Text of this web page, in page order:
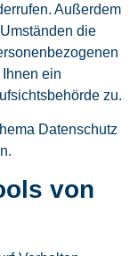
Außerdem
die
ein
zu.
Datenschutz
von